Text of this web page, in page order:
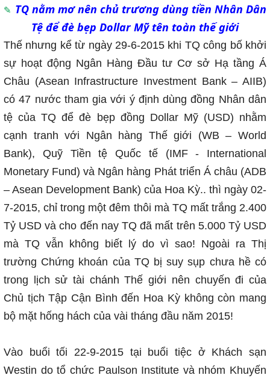
TQ nằm mơ nên chủ trương dùng tiền Nhân Dân
Tệ để đè bẹp Dollar Mỹ tên toàn thế giới
Thế nhưng kể từ ngày 29-6-2015 khi TQ công bố khởi
sự hoạt động Ngân Hàng Đầu tư Cơ sở Hạ tầng Á
Châu (Asean Infrastructure Investment Bank – AIIB)
có 47 nước tham gia với ý định dùng đồng Nhân dân
tệ của TQ để đè bẹp đồng Dollar Mỹ (USD) nhằm
cạnh tranh với Ngân hàng Thế giới (WB – World
Bank), Quỹ Tiền tệ Quốc tế (IMF - International
Monetary Fund) và Ngân hàng Phát triển Á châu (ADB
– Asean Development Bank) của Hoa Kỳ.. thì ngày 02-
7-2015, chỉ trong một đêm thôi mà TQ mất trắng 2.400
Tỷ USD và cho đến nay TQ đã mất trên 5.000 Tỷ USD
mà TQ vẫn không biết lý do vì sao! Ngoài ra Thị
trường Chứng khoán của TQ bị suy sụp chưa hề có
trong lịch sử tài chánh Thế giới nên chuyến đi của
Chủ tịch Tập Cận Bình đến Hoa Kỳ không còn mang
bộ mặt hống hách của vài tháng đầu năm 2015!
Vào buổi tối 22-9-2015 tại buổi tiệc ở Khách sạn
Westin do tổ chức Paulson Institute và nhóm Khuyến